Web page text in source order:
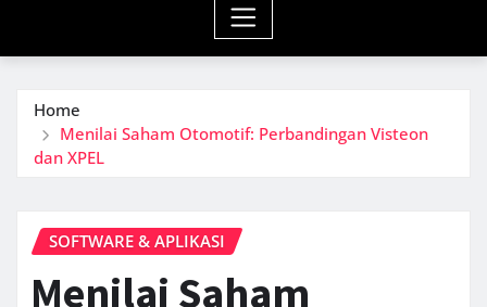
Home
Menilai Saham Otomotif: Perbandingan Visteon
dan XPEL
SOFTWARE & APLIKASI
Menilai Saham